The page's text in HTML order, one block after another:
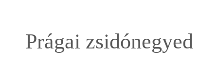
Prágai zsidónegyed